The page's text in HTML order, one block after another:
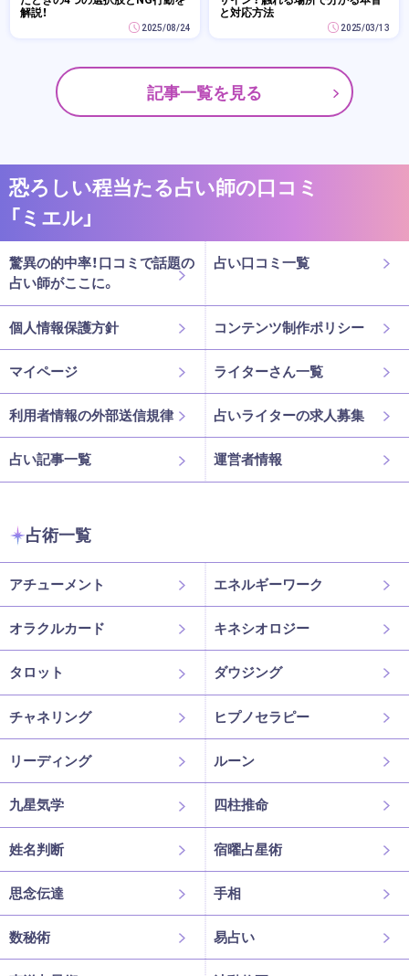
解説！
2025/08/24
と対応方法
2025/03/13
記事一覧を見る
恐ろしい程当たる占い師の口コミ
「ミエル」
驚異の的中率！口コミで話題の
占い師がここに。
占い口コミ一覧
個人情報保護方針 コンテンツ制作ポリシー
マイページ ライターさん一覧
利用者情報の外部送信規律 占いライターの求人募集
占い記事一覧 運営者情報
占術一覧
アチューメント エネルギーワーク
オラクルカード キネシオロジー
タロット ダウジング
チャネリング ヒプノセラピー
リーディング ルーン
九星気学 四柱推命
姓名判断 宿曜占星術
思念伝達 手相
数秘術 易占い